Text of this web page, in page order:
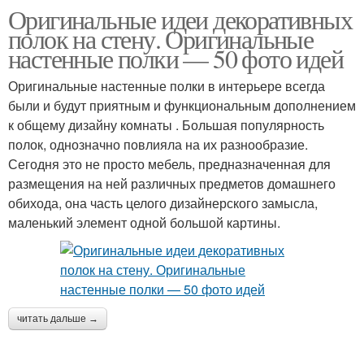
Оригинальные идеи декоративных
полок на стену. Оригинальные
настенные полки — 50 фото идей
Оригинальные настенные полки в интерьере всегда
были и будут приятным и функциональным дополнением
к общему дизайну комнаты . Большая популярность
полок, однозначно повлияла на их разнообразие.
Сегодня это не просто мебель, предназначенная для
размещения на ней различных предметов домашнего
обихода, она часть целого дизайнерского замысла,
маленький элемент одной большой картины.
читать дальше →